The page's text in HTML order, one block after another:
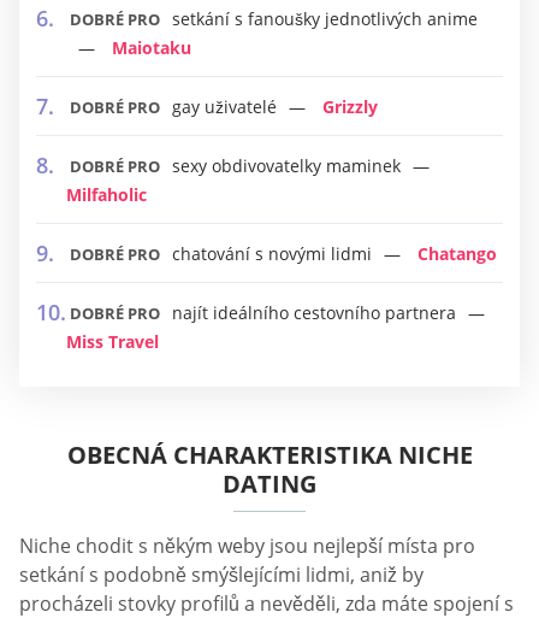
DOBRÉ PRO setkání s fanoušky jednotlivých anime
Maiotaku
DOBRÉ PRO gay uživatelé Grizzly
DOBRÉ PRO sexy obdivovatelky maminek
Milfaholic
DOBRÉ PRO chatování s novými lidmi Chatango
DOBRÉ PRO
najít ideálního cestovního partnera
Miss Travel
OBECNÁ CHARAKTERISTIKA NICHE
DATING
Niche chodit s někým weby jsou nejlepší místa pro
setkání s podobně smýšlejícími lidmi, aniž by
procházeli stovky profilů a nevěděli, zda máte spojení s